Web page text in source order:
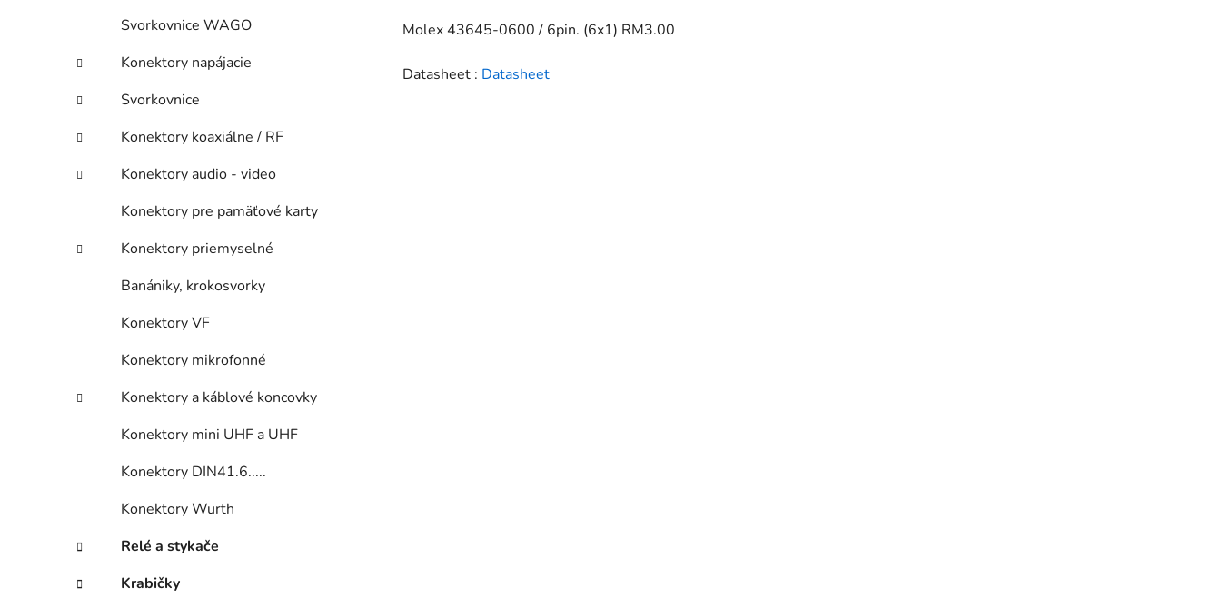
Svorkovnice WAGO
Konektory napájacie
Svorkovnice
Konektory koaxiálne / RF
Konektory audio - video
Konektory pre pamäťové karty
Konektory priemyselné
Banániky, krokosvorky
Konektory VF
Konektory mikrofonné
Konektory a káblové koncovky
Konektory mini UHF a UHF
Konektory DIN41.6.....
Konektory Wurth
Relé a stykače
Krabičky
Molex 43645-0600 / 6pin. (6x1) RM3.00
Datasheet : Datasheet